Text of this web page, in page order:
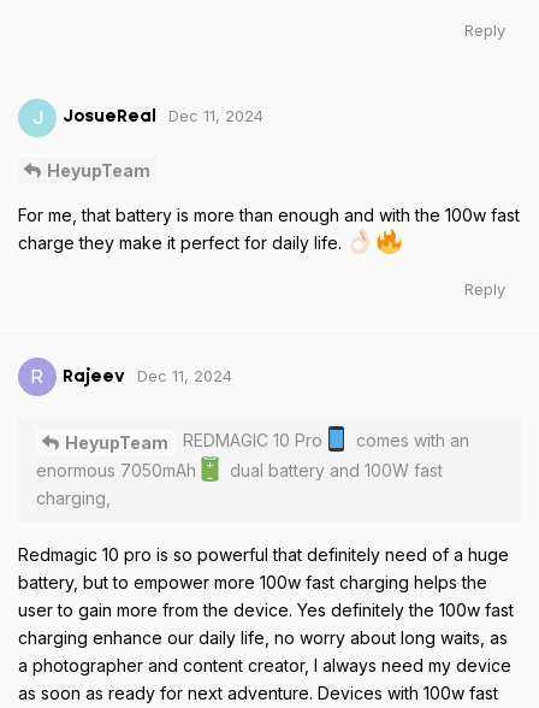
Reply
J JosueReal Dec 11, 2024
HeyupTeam
For me, that battery is more than enough and with the 100w fast
charge they make it perfect for daily life.
Reply
R Rajeev Dec 11, 2024
HeyupTeam REDMAGIC 10 Pro
comes with an
enormous 7050mAh
dual battery and 100W fast
charging,
Redmagic 10 pro is so powerful that definitely need of a huge
battery, but to empower more 100w fast charging helps the
user to gain more from the device. Yes definitely the 100w fast
charging enhance our daily life, no worry about long waits, as
a photographer and content creator, I always need my device
as soon as ready for next adventure. Devices with 100w fast